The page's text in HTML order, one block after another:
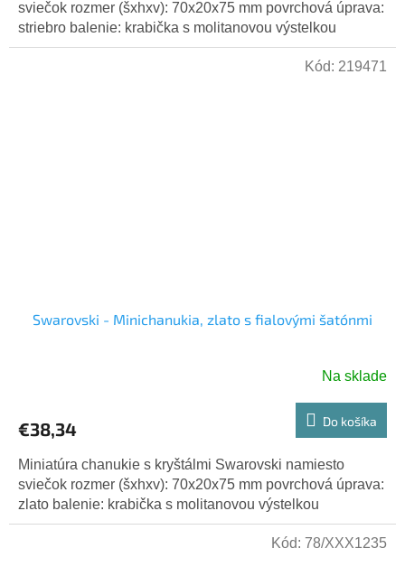
sviečok rozmer (šxhxv): 70x20x75 mm povrchová úprava:
striebro balenie: krabička s molitanovou výstelkou
Swarovski - Minichanukia, zlato s fialovými šatónmi
Na sklade
€38,34 Do košíka
Miniatúra chanukie s kryštálmi Swarovski namiesto
sviečok rozmer (šxhxv): 70x20x75 mm povrchová úprava:
zlato balenie: krabička s molitanovou výstelkou
Kód: 219471
Kód: 78/XXX1235